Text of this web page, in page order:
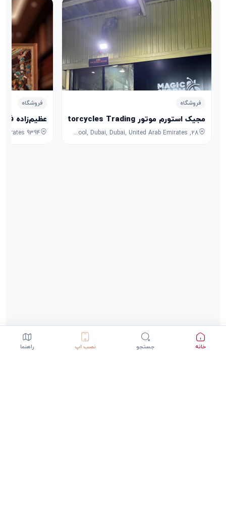
فروشگاه
مجیک استورم موتور Magic Storm Motorcycles Trading
28, 7B Street, Umm Ramool, Dubai, Dubai, United Arab Emirates
فروشگاه
عظیم‌زاده
خانه جستجو نصب اپ راهنما